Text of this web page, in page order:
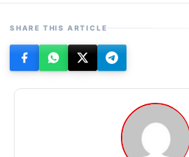
SHARE THIS ARTICLE